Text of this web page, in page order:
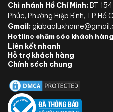
Chi nhánh Hồ Chí Minh: BT
Phúc, Phường Hiệp Bình, TP.Hồ
Gmail:
Hotline chăm sóc khách
Liên kết nhanh
Hỗ trợ khách hàng
Chính sách chung